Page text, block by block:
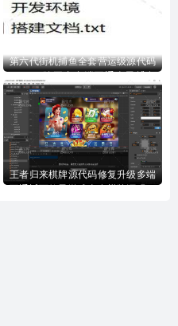
第六代街机捕鱼全套营运级源代码
全套完美源代码下载
王者归来棋牌源代码修复升级多端